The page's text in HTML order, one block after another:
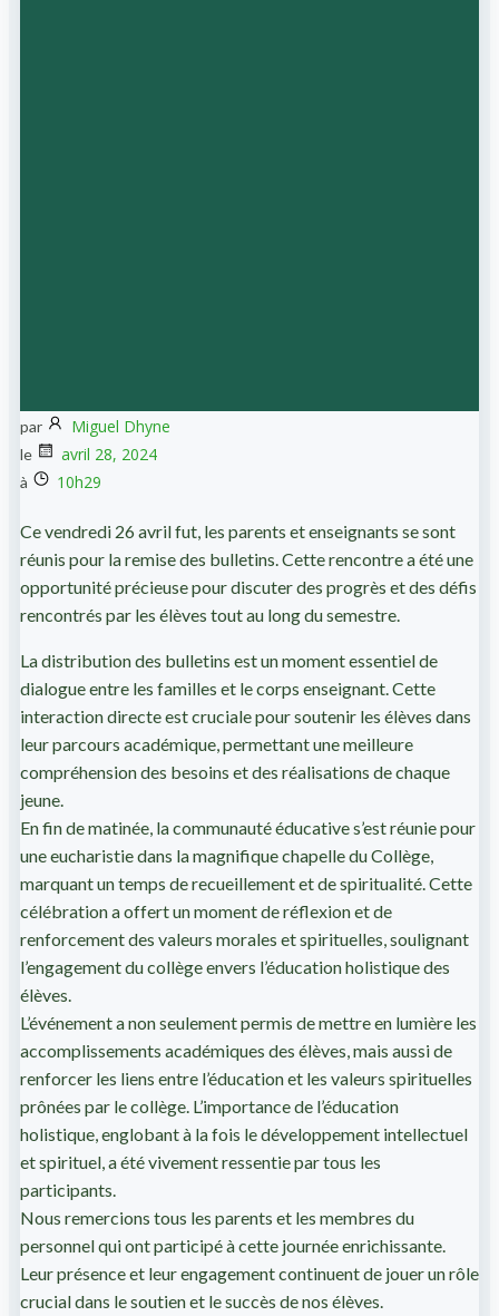
par Miguel Dhyne
le avril 28, 2024
à 10h29
Ce vendredi 26 avril fut, les parents et enseignants se sont
réunis pour la remise des bulletins. Cette rencontre a été une
opportunité précieuse pour discuter des progrès et des défis
rencontrés par les élèves tout au long du semestre.
La distribution des bulletins est un moment essentiel de
dialogue entre les familles et le corps enseignant. Cette
interaction directe est cruciale pour soutenir les élèves dans
leur parcours académique, permettant une meilleure
compréhension des besoins et des réalisations de chaque
jeune.
En fin de matinée, la communauté éducative s’est réunie pour
une eucharistie dans la magnifique chapelle du Collège,
marquant un temps de recueillement et de spiritualité. Cette
célébration a offert un moment de réflexion et de
renforcement des valeurs morales et spirituelles, soulignant
l’engagement du collège envers l’éducation holistique des
élèves.
L’événement a non seulement permis de mettre en lumière les
accomplissements académiques des élèves, mais aussi de
renforcer les liens entre l’éducation et les valeurs spirituelles
prônées par le collège. L’importance de l’éducation
holistique, englobant à la fois le développement intellectuel
et spirituel, a été vivement ressentie par tous les
participants.
Nous remercions tous les parents et les membres du
personnel qui ont participé à cette journée enrichissante.
Leur présence et leur engagement continuent de jouer un rôle
crucial dans le soutien et le succès de nos élèves.